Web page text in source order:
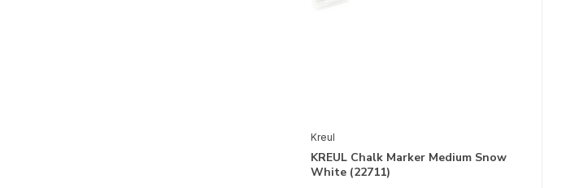
Kreul
KREUL Chalk Marker Medium Snow
White (22711)